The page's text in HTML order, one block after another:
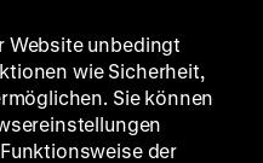
Website unbedingt
wie Sicherheit,
Sie können
der